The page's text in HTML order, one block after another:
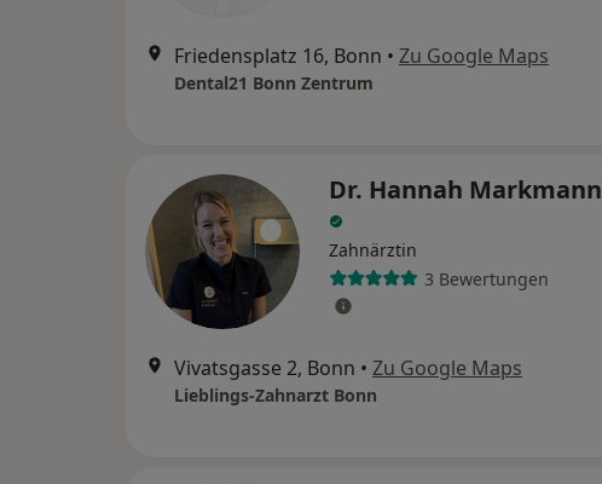
Friedensplatz 16, Bonn • Zu Google Maps
Dental21 Bonn Zentrum
Dr. Hannah Markmann
Zahnärztin
3 Bewertungen
Vivatsgasse 2, Bonn • Zu Google Maps
Lieblings-Zahnarzt Bonn